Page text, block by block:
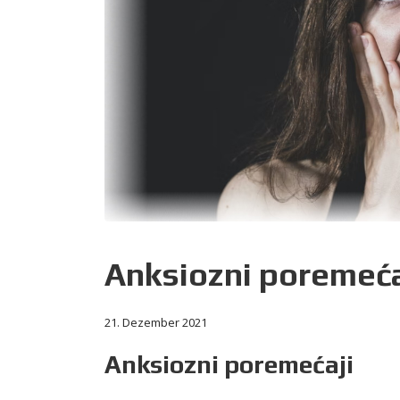
Anksiozni
21. Dezember 2021
Anksiozni poremećaji